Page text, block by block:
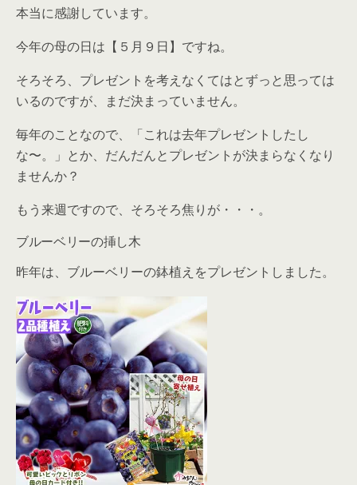
本当に感謝しています。
今年の母の日は【５月９日】ですね。
そろそろ、プレゼントを考えなくてはとずっと思っては
いるのですが、まだ決まっていません。
毎年のことなので、「これは去年プレゼントしたし
な〜。」とか、だんだんとプレゼントが決まらなくなり
ませんか？
もう来週ですので、そろそろ焦りが・・・。
ブルーベリーの挿し木
昨年は、ブルーベリーの鉢植えをプレゼントしました。